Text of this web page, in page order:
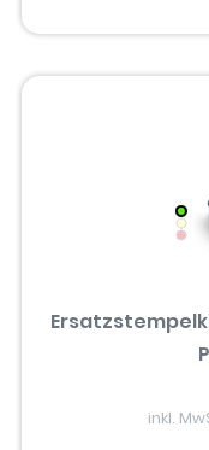
inkl.